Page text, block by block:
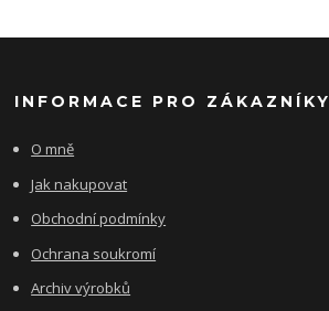
INFORMACE PRO ZÁKAZNÍKY
O mně
Jak nakupovat
Obchodní podmínky
Ochrana soukromí
Archiv výrobků